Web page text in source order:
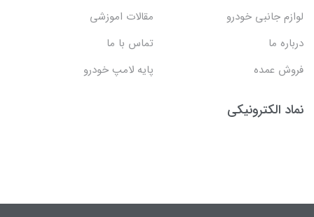
لوازم جانبی خودرو
مقالات اموزشی
درباره ما
تماس با ما
فروش عمده
پایه لامپ خودرو
نماد الکترونیکی